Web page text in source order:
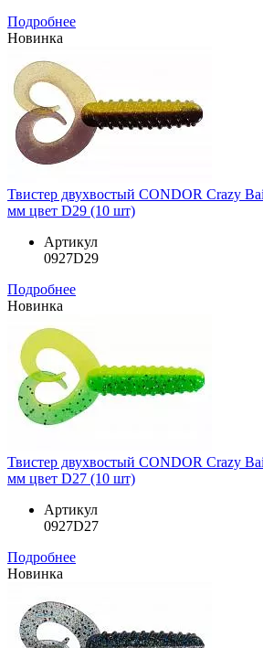
Подробнее
Новинка
Твистер двухвостый CONDOR Crazy
мм цвет D29 (10 шт)
Артикул
0927D29
Подробнее
Новинка
Твистер двухвостый CONDOR Crazy
мм цвет D27 (10 шт)
Артикул
0927D27
Подробнее
Новинка